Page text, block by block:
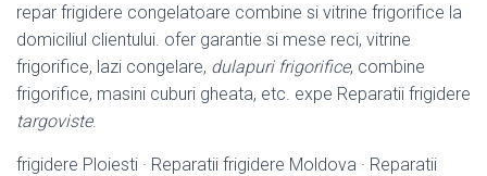
repar frigidere congelatoare combine si vitrine frigorifice la
domiciliul clientului. ofer garantie si mese reci, vitrine
frigorifice, lazi congelare, dulapuri frigorifice, combine
frigorifice, masini cuburi gheata, etc. expe Reparatii frigidere
targoviste.
frigidere Ploiesti · Reparatii frigidere Moldova · Reparatii